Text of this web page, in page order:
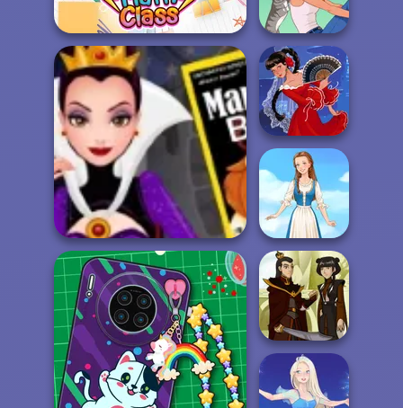
BFF Math Class
Evil Queen's Revenge
Maker
A Girl And Her Pet
Flamenco Dancer
Folklore Fashion